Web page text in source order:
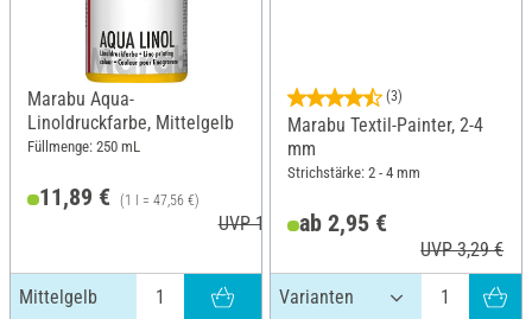
Marabu Aqua-
Linoldruckfarbe, Mittelgelb
Füllmenge: 250 mL
11,89 € (1 l = 47,56 €)
UVP 13,99 €
Mittelgelb
(3)
Marabu Textil-Painter, 2-4
mm
Strichstärke: 2 - 4 mm
ab 2,95 €
UVP 3,29 €